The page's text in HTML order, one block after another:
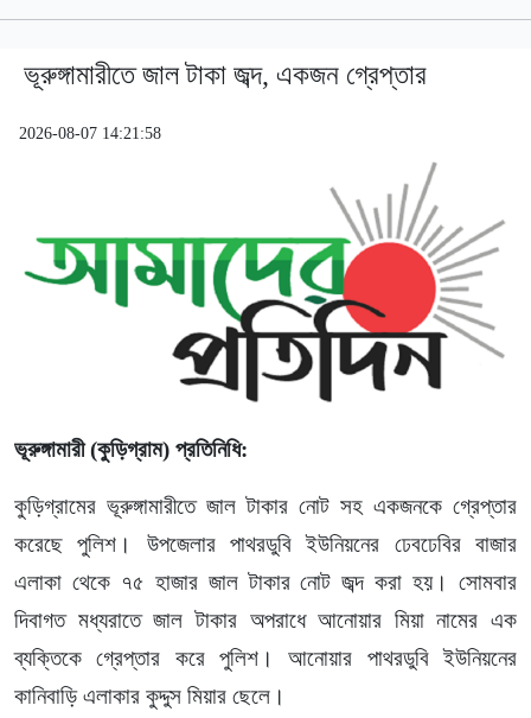
ভূরুঙ্গামারীতে জাল টাকা জব্দ, একজন গ্রেপ্তার
2026-08-07 14:21:58
ভূরুঙ্গামারী (কুড়িগ্রাম) প্রতিনিধি:
কুড়িগ্রামের ভূরুঙ্গামারীতে জাল টাকার নোট সহ একজনকে গ্রেপ্তার
করেছে পুলিশ। উপজেলার পাথরডুবি ইউনিয়নের ঢেবঢেবির বাজার
এলাকা থেকে ৭৫ হাজার জাল টাকার নোট জব্দ করা হয়। সোমবার
দিবাগত মধ্যরাতে জাল টাকার অপরাধে আনোয়ার মিয়া নামের এক
ব্যক্তিকে গ্রেপ্তার করে পুলিশ। আনোয়ার পাথরডুবি ইউনিয়নের
কানিবাড়ি এলাকার কুদ্দুস মিয়ার ছেলে।